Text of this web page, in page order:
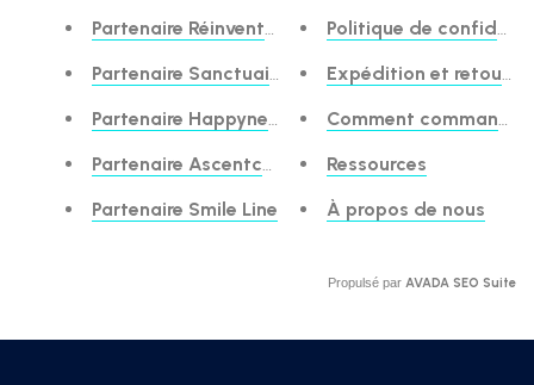
Partenaire Réinventer
Partenaire Sanctuaire
Partenaire Happynecks
Partenaire Ascentcare
Partenaire Smile Line
Politique de
Expédition et retours
Comment commander
Ressources
À propos de nous
Propulsé par AVADA SEO Suite